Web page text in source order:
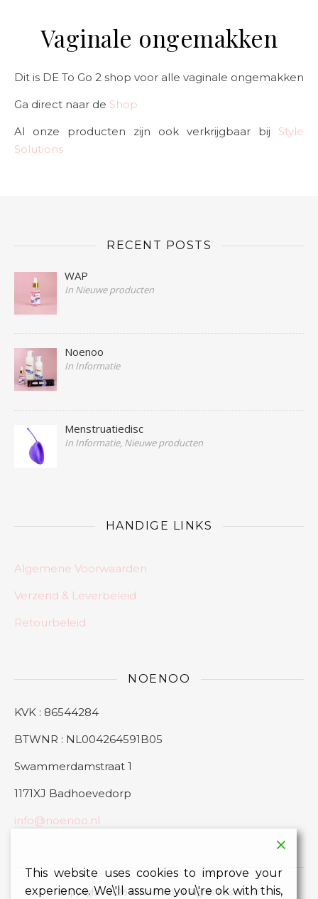
Vaginale ongemakken
Dit is DE To Go 2 shop voor alle vaginale ongemakken
Ga direct naar de Shop
Al onze producten zijn ook verkrijgbaar bij Style
Solutions
RECENT POSTS
WAP
In Nieuwe producten
Noenoo
In Informatie
Menstruatiedisc
In Informatie, Nieuwe producten
HANDIGE LINKS
Algemene Voorwaarden
Verzend & Leverbeleid
Retourbeleid
NOENOO
KVK : 86544284
BTWNR : NL004264591B05
Swammerdamstraat 1
1171XJ Badhoevedorp
info@noenoo.nl
Copyright - 2026 © Noenoo All Rights Reserved
This website uses cookies to improve your
experience. We\'ll assume you\'re ok with this,